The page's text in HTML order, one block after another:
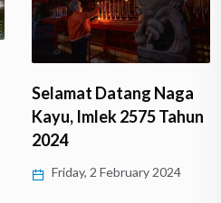
Selamat Datang Naga
Kayu, Imlek 2575 Tahun
2024
Friday, 2 February 2024